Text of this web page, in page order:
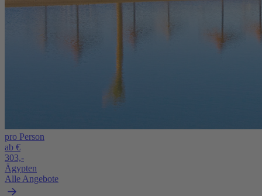
pro Person
ab €
303,-
Ägypten
Alle Angebote